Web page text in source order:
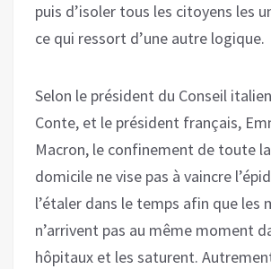
puis d’isoler tous les citoyens les
ce qui ressort d’une autre logique.
Selon le président du Conseil
Conte, et le président français,
Macron, le confinement de toute
domicile ne vise pas à vaincre
l’étaler dans le temps afin que les
n’arrivent pas au même moment
hôpitaux et les saturent.